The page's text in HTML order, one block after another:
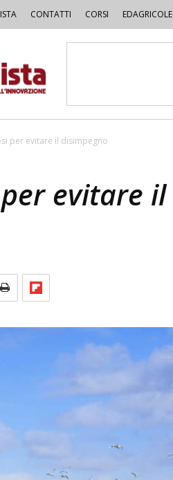
CONTATTI CORSI EDAGRICOLE
per evitare il disimpegno
evitare il